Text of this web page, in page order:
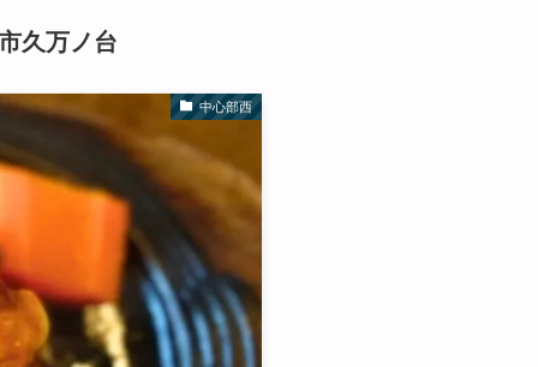
久万ノ台
中心部西